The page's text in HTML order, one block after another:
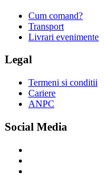
Cum comand?
Transport
Livrari evenimente
Legal
Termeni si conditii
Cariere
ANPC
Social Media